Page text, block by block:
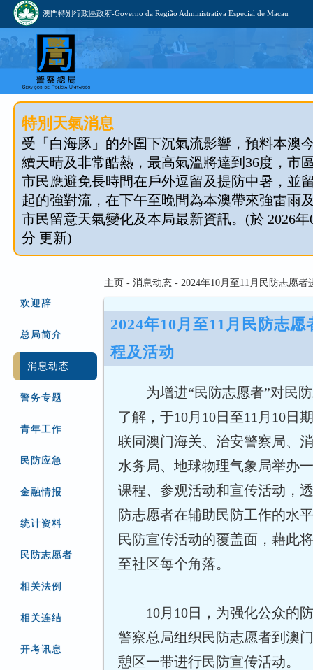
澳門特別行政區政府-Governo da Região Administrativa Especial de Macau
特別天氣消息
受「白海豚」的外圍下沉氣流影響，預料本澳
續天晴及非常酷熱，最高氣溫將達到36度，市
市民應避免長時間在戶外逗留及提防中暑，並
起的強對流，在下午至晚間為本澳帶來強雷雨
市民留意天氣變化及本局最新資訊。(於 2026年
分 更新)
欢迎辞
总局简介
消息动态
警务专题
青年工作
民防应急
金融情报
统计资料
民防志愿者
相关法例
相关连结
开考讯息
主页 - 消息动态 - 2024年10月至11月民防志愿者
2024年10月至11月民防志愿
程及活动
为增进“民防志愿者”对民
了解，于10月10日至11月10日
联同澳门海关、治安警察局、
水务局、地球物理气象局举办
课程、参观活动和宣传活动，
防志愿者在辅助民防工作的水
民防宣传活动的覆盖面，藉此
至社区每个角落。
10月10日，为强化公众的
警察总局组织民防志愿者到澳
憩区一带进行民防宣传活动。